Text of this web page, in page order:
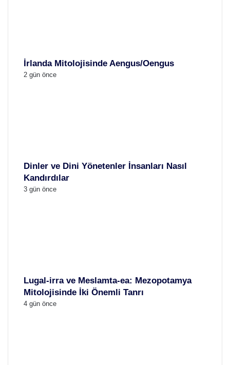
İrlanda Mitolojisinde Aengus/Oengus
2 gün önce
Dinler ve Dini Yönetenler İnsanları Nasıl
Kandırdılar
3 gün önce
Lugal-irra ve Meslamta-ea: Mezopotamya
Mitolojisinde İki Önemli Tanrı
4 gün önce